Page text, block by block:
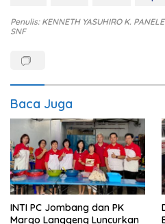
Penulis: KENNETH YASUHIRO K.
SNF
Baca Juga
INTI PC Jombang dan PK
Margo Langgeng Luncurkan